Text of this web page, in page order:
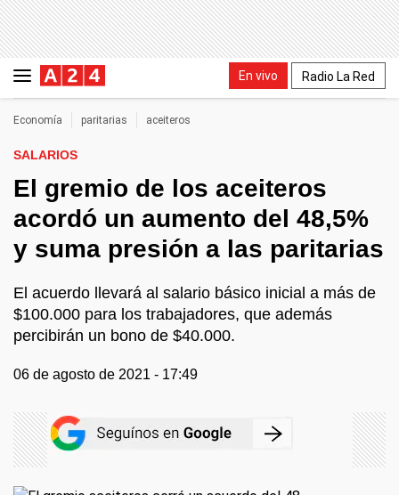
En vivo Radio La Red
Economía paritarias aceiteros
SALARIOS
El gremio de los aceiteros
acordó un aumento del 48,5%
y suma presión a las paritarias
El acuerdo llevará al salario básico inicial a más de
$100.000 para los trabajadores, que además
percibirán un bono de $40.000.
06 de agosto de 2021 - 17:49